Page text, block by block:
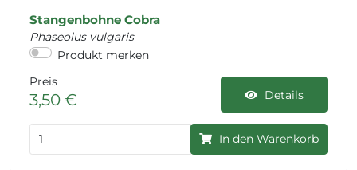
Stangenbohne Cobra
Phaseolus vulgaris
Produkt merken
Preis
3,50 € Details
In den Warenkorb